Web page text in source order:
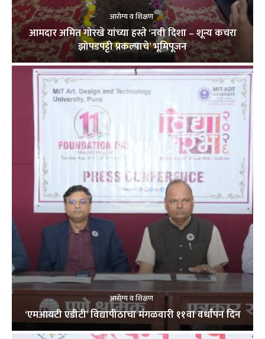
आरोग्य व शिक्षण
आमदार अमित गोरखे यांच्या हस्ते ‘नवी दिशा – शून्य कचरा
झोपडपट्टी प्रकल्पाचे’ भूमिपूजन
आरोग्य व शिक्षण
‘एमआयटी एडीटी’ विद्यापीठाचा मंगळवारी ११वा वर्धापन दिन